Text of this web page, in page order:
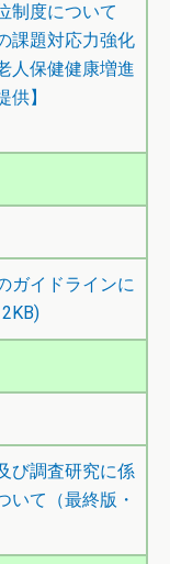
制度について
課題対応力強化
人保健健康増進
】
ガイドラインに
び調査研究に係
いて（最終版・